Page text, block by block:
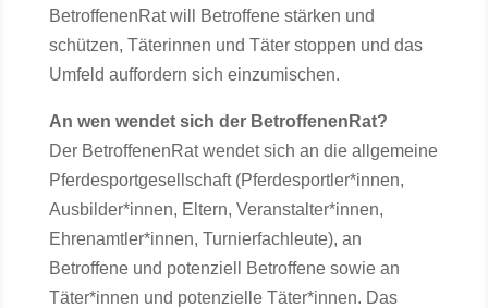
BetroffenenRat will Betroffene stärken und
schützen, Täterinnen und Täter stoppen und das
Umfeld auffordern sich einzumischen.
An wen wendet sich der BetroffenenRat?
Der BetroffenenRat wendet sich an die allgemeine
Pferdesportgesellschaft (Pferdesportler*innen,
Ausbilder*innen, Eltern, Veranstalter*innen,
Ehrenamtler*innen, Turnierfachleute), an
Betroffene und potenziell Betroffene sowie an
Täter*innen und potenzielle Täter*innen. Das